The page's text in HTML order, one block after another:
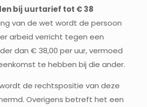
bij uurtarief tot € 38
van de wet wordt de persoon
arbeid verricht tegen een
dan € 38,00 per uur, vermoed
te hebben bij die ander.
de rechtspositie van deze
Overigens betreft het een